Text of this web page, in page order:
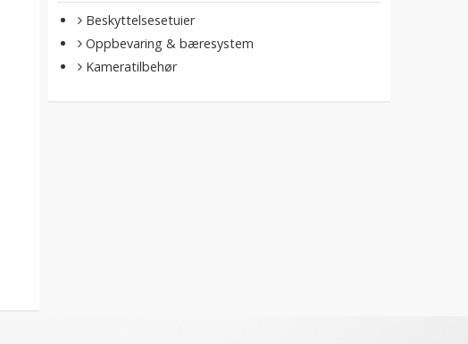
Beskyttelsesetuier
Oppbevaring & bæresystem
Kameratilbehør